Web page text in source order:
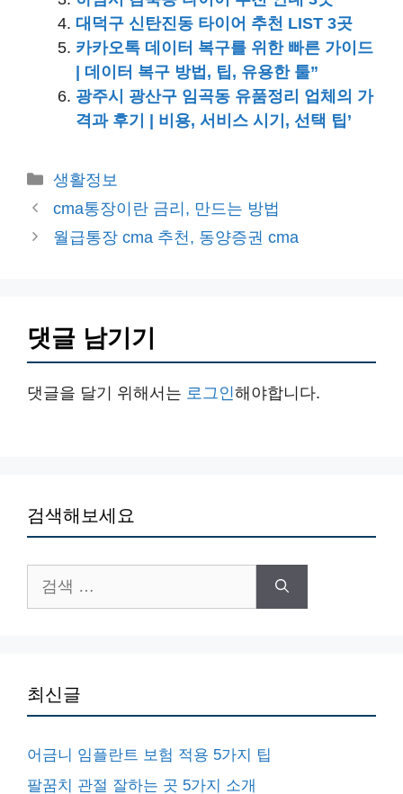
대덕구 신탄진동 타이어 추천 LIST 3곳
카카오톡 데이터 복구를 위한 빠른 가이드
| 데이터 복구 방법, 팁, 유용한 툴”
광주시 광산구 임곡동 유품정리 업체의 가
격과 후기 | 비용, 서비스 시기, 선택 팁’
카
테
리
생활정보
cma통장이란 금리, 만드는 방법
월급통장 cma 추천, 동양증권 cma
댓글 남기기
댓글을 달기 위해서는 로그인해야합니다.
검색해보세요
색:
최신글
어금니 임플란트 보험 적용 5가지 팁
팔꿈치 관절 잘하는 곳 5가지 소개